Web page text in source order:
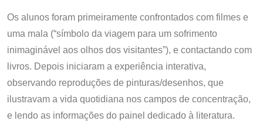
Os alunos foram primeiramente confrontados com filmes e
uma mala (“símbolo da viagem para um sofrimento
inimaginável aos olhos dos visitantes”), e contactando com
livros. Depois iniciaram a experiência interativa,
observando reproduções de pinturas/desenhos, que
ilustravam a vida quotidiana nos campos de concentração,
e lendo as informações do painel dedicado à literatura.